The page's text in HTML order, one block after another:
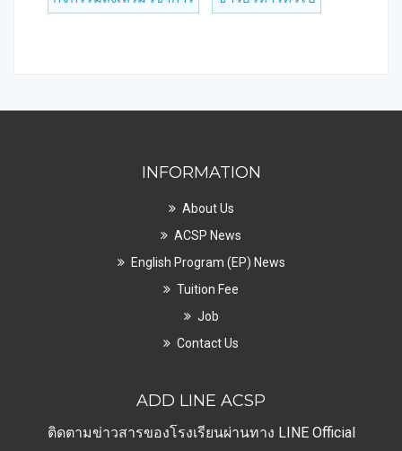
INFORMATION
About Us
ACSP News
English Program (EP) News
Tuition Fee
Job
Contact Us
ADD LINE ACSP
ติดตามข่าวสารของโรงเรียนผ่านทาง LINE Official